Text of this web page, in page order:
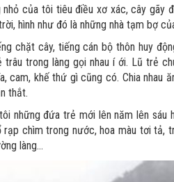
nhỏ của tôi tiêu điều xơ xác, cây gãy
hình như đó là những nhà tạm bợ
chặt cây, tiếng cán bộ thôn huy
trong làng gọi nhau í ới. Lũ trẻ
cam, khế thứ gì cũng có. Chia
thắt.
những đứa trẻ mới lên năm lên
rạp chìm trong nước, hoa màu tơi
làng...